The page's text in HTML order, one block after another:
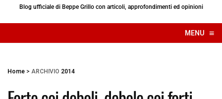
Blog ufficiale di Beppe Grillo con articoli, approfondimenti ed opinioni
MENU ≡
☰
Home > ARCHIVIO 2014